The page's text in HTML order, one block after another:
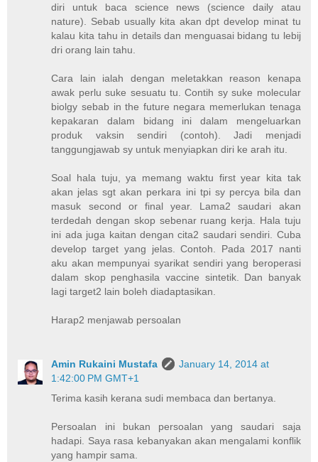
diri untuk baca science news (science daily atau
nature). Sebab usually kita akan dpt develop minat tu
kalau kita tahu in details dan menguasai bidang tu lebij
dri orang lain tahu.
Cara lain ialah dengan meletakkan reason kenapa
awak perlu suke sesuatu tu. Contih sy suke molecular
biolgy sebab in the future negara memerlukan tenaga
kepakaran dalam bidang ini dalam mengeluarkan
produk vaksin sendiri (contoh). Jadi menjadi
tanggungjawab sy untuk menyiapkan diri ke arah itu.
Soal hala tuju, ya memang waktu first year kita tak
akan jelas sgt akan perkara ini tpi sy percya bila dan
masuk second or final year. Lama2 saudari akan
terdedah dengan skop sebenar ruang kerja. Hala tuju
ini ada juga kaitan dengan cita2 saudari sendiri. Cuba
develop target yang jelas. Contoh. Pada 2017 nanti
aku akan mempunyai syarikat sendiri yang beroperasi
dalam skop penghasila vaccine sintetik. Dan banyak
lagi target2 lain boleh diadaptasikan.
Harap2 menjawab persoalan
Amin Rukaini Mustafa
January 14, 2014 at
1:42:00 PM GMT+1
Terima kasih kerana sudi membaca dan bertanya.
Persoalan ini bukan persoalan yang saudari saja
hadapi. Saya rasa kebanyakan akan mengalami konflik
yang hampir sama.